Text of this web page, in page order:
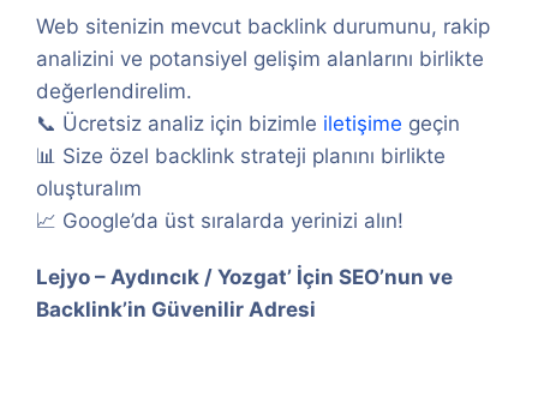
Web sitenizin mevcut backlink durumunu, rakip
analizini ve potansiyel gelişim alanlarını birlikte
değerlendirelim.
📞 Ücretsiz analiz için bizimle iletişime geçin
📊 Size özel backlink strateji planını birlikte
oluşturalım
📈 Google’da üst sıralarda yerinizi alın!
Lejyo – Aydıncık / Yozgat’ İçin SEO’nun ve
Backlink’in Güvenilir Adresi